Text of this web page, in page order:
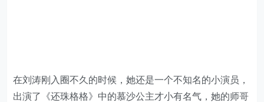
在刘涛刚入圈不久的时候，她还是一个不知名的小演员，
出演了《还珠格格》中的慕沙公主才小有名气，她的师哥